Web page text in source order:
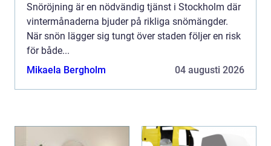
Snöröjning är en nödvändig tjänst i Stockholm där
vintermånaderna bjuder på rikliga snömängder.
När snön lägger sig tungt över staden följer en risk
för både...
Mikaela Bergholm
04 augusti 2026